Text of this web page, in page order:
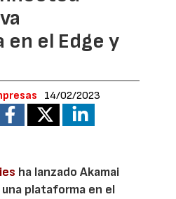
el Edge y
14/02/2023
ha lanzado Akamai
plataforma en el